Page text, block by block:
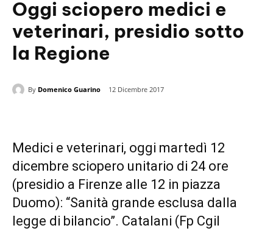
Oggi sciopero medici e
veterinari, presidio sotto
la Regione
By Domenico Guarino 12 Dicembre 2017
Medici e veterinari, oggi martedì 12
dicembre sciopero unitario di 24 ore
(presidio a Firenze alle 12 in piazza
Duomo): “Sanità grande esclusa dalla
legge di bilancio”. Catalani (Fp Cgil